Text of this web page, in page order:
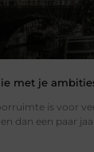
met je
is voor
dan een paar